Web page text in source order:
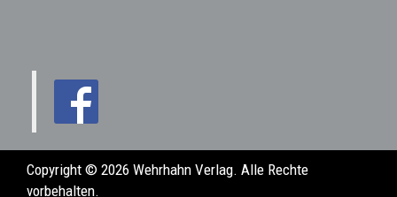
Copyright © 2026 Wehrhahn Verlag. Alle Rechte
vorbehalten.